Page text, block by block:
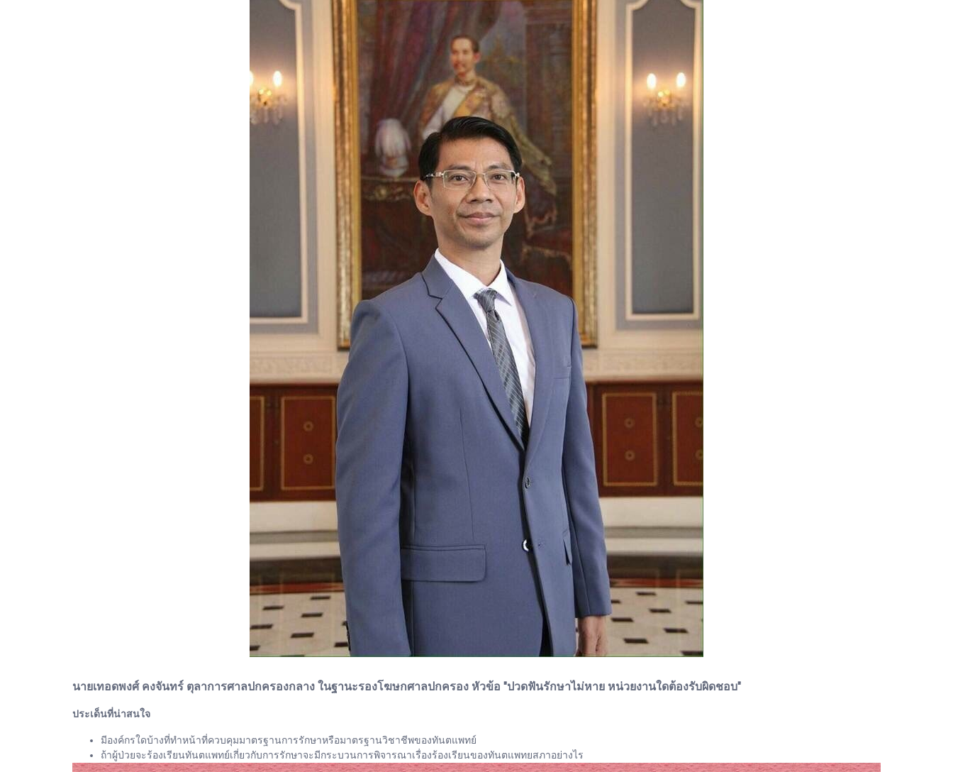
นายเทอดพงศ์ คงจันทร์ ตุลาการศาลปกครองกลาง ในฐานะรองโฆษกศาลปกครอง หัวข้อ "ปวดฟันรักษาไม่หาย หน่วยงานใดต้องรับผิดชอบ"
ประเด็นที่น่าสนใจ
มีองค์กรใดบ้างที่ทำหน้าที่ควบคุมมาตรฐานการรักษาหรือมาตรฐานวิชาชีพของทันตแพทย์
ถ้าผู้ป่วยจะร้องเรียนทันตแพทย์เกี่ยวกับการรักษาจะมีกระบวนการพิจารณาเรื่องร้องเรียนของทันตแพทยสภาอย่างไร